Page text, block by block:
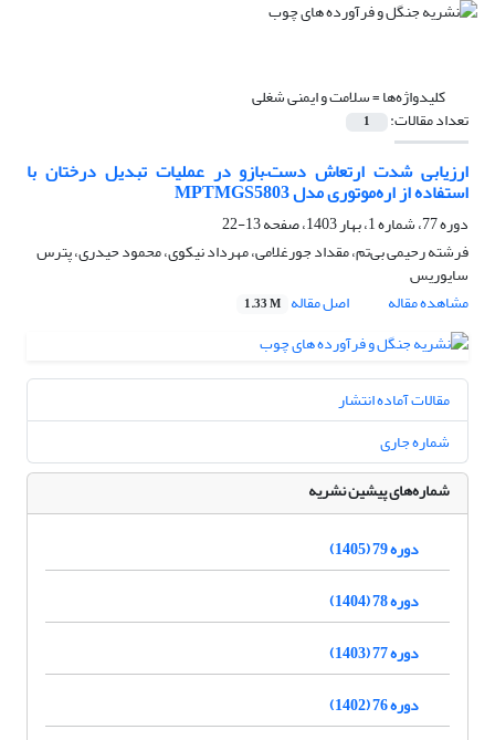
کلیدواژه‌ها =سلامت و ایمنی شغلی
تعداد مقالات: 1
ارزیابی شدت ارتعاش دست–بازو در عملیات تبدیل درختان با
استفاده از اره‌موتوری مدل MPTMGS5803
دوره 77، شماره 1، بهار 1403، صفحه
13-22
فرشته رحیمی بی‌تم، مقداد جورغلامی، مهرداد نیکوی، محمود حیدری، پترس
سایوریس
مشاهده مقاله
اصل مقاله 1.33 M
مقالات آماده انتشار
شماره جاری
شماره‌های پیشین نشریه
دوره 79 (1405)
دوره 78 (1404)
دوره 77 (1403)
دوره 76 (1402)